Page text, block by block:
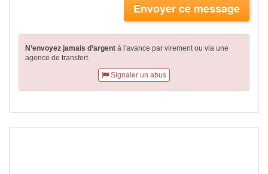
Envoyer ce message
N’envoyez jamais d’argent à l'avance par virementou via une
agence de transfert.
Signaler un abus